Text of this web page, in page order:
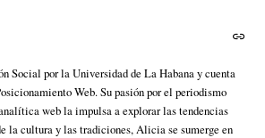
Social por la Universidad de La Habana y cuenta
Web. Su pasión por el periodismo
web la impulsa a explorar las tendencias
la cultura y las tradiciones, Alicia se sumerge en